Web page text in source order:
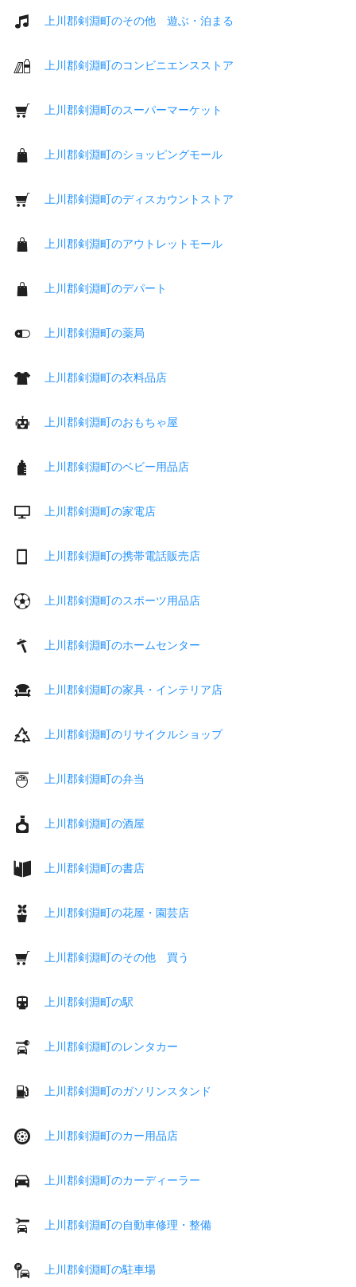
上川郡剣淵町のその他 遊ぶ・泊まる
上川郡剣淵町のコンビニエンスストア
上川郡剣淵町のスーパーマーケット
上川郡剣淵町のショッピングモール
上川郡剣淵町のディスカウントストア
上川郡剣淵町のアウトレットモール
上川郡剣淵町のデパート
上川郡剣淵町の薬局
上川郡剣淵町の衣料品店
上川郡剣淵町のおもちゃ屋
上川郡剣淵町のベビー用品店
上川郡剣淵町の家電店
上川郡剣淵町の携帯電話販売店
上川郡剣淵町のスポーツ用品店
上川郡剣淵町のホームセンター
上川郡剣淵町の家具・インテリア店
上川郡剣淵町のリサイクルショップ
上川郡剣淵町の弁当
上川郡剣淵町の酒屋
上川郡剣淵町の書店
上川郡剣淵町の花屋・園芸店
上川郡剣淵町のその他 買う
上川郡剣淵町の駅
上川郡剣淵町のレンタカー
上川郡剣淵町のガソリンスタンド
上川郡剣淵町のカー用品店
上川郡剣淵町のカーディーラー
上川郡剣淵町の自動車修理・整備
上川郡剣淵町の駐車場